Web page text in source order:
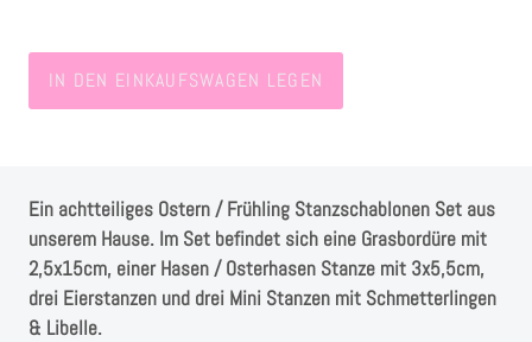
Herbst
Weihnachten
Instagram
Kranzliebe
IN DEN EINKAUFSWAGEN LEGEN
Ein achtteiliges Ostern / Frühling Stanzschablonen Set aus
unserem Hause. Im Set befindet sich eine Grasbordüre mit
2,5x15cm, einer Hasen / Osterhasen Stanze mit 3x5,5cm,
drei Eierstanzen und drei Mini Stanzen mit Schmetterlingen
& Libelle.